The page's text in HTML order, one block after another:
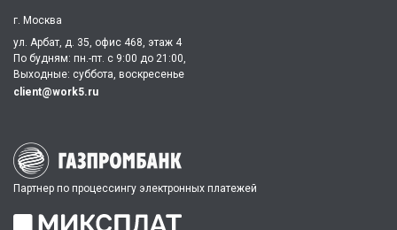
Партнер по процессингу электронных платежей
г. Москва
ул. Арбат, д. 35, офис 468, этаж 4
По будням: пн.-пт. c 9:00 до 21:00,
Выходные: суббота, воскресенье
client@work5.ru